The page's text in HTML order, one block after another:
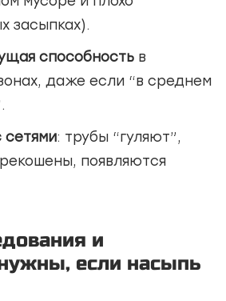
засыпках).
способность в
даже если “в среднем
сетями: трубы “гуляют”,
появляются
и
если насыпь